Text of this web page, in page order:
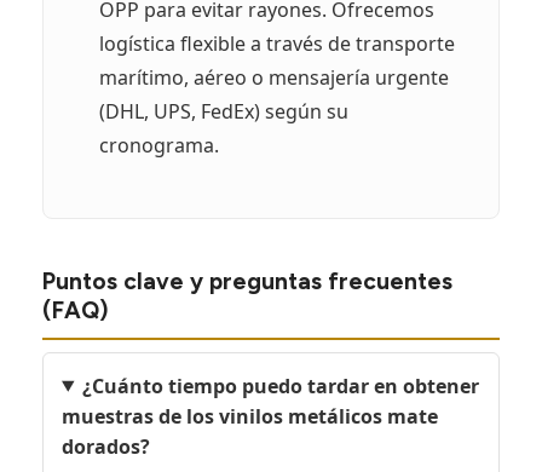
OPP para evitar rayones. Ofrecemos
logística flexible a través de transporte
marítimo, aéreo o mensajería urgente
(DHL, UPS, FedEx) según su
cronograma.
Puntos clave y preguntas frecuentes
(FAQ)
¿Cuánto tiempo puedo tardar en obtener
muestras de los vinilos metálicos mate
dorados?